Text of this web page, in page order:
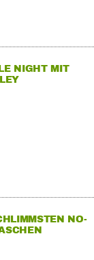
NIGHT MIT
NO-